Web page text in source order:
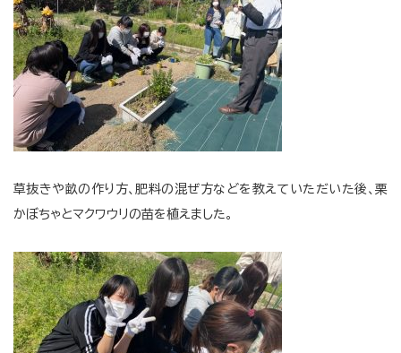
草抜きや畝の作り方、肥料の混ぜ方などを教えていただいた後、栗
かぼちゃとマクワウリの苗を植えました。